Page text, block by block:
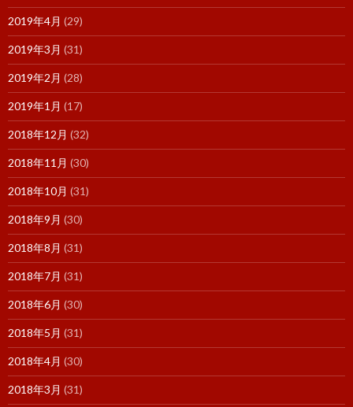
2019年4月 (29)
2019年3月 (31)
2019年2月 (28)
2019年1月 (17)
2018年12月 (32)
2018年11月 (30)
2018年10月 (31)
2018年9月 (30)
2018年8月 (31)
2018年7月 (31)
2018年6月 (30)
2018年5月 (31)
2018年4月 (30)
2018年3月 (31)